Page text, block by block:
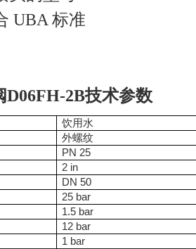
UBA 标准
D06FH-2B技术参数
饮用水
外螺纹
PN 25
2 in
DN 50
25 bar
1.5 bar
12 bar
1 bar